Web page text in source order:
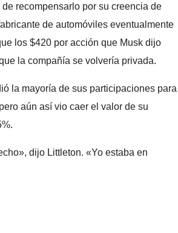
recompensarlo por su creencia de
de automóviles eventualmente
los $420 por acción que Musk dijo
la compañía se volvería privada.
la mayoría de sus participaciones para
aún así vio caer el valor de su
dijo Littleton. «Yo estaba en